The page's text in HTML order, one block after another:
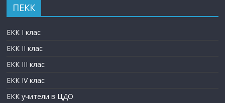
ПЕКК
ЕКК I клас
ЕКК II клас
ЕКК III клас
ЕКК IV клас
ЕКК учители в ЦДО